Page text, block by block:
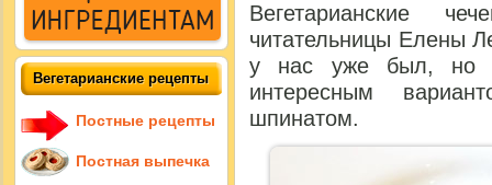
Вегетарианские
читательницы Елены
у нас уже был, но
интересным
шпинатом.
Вегетарианские рецепты
Постные рецепты
Постная выпечка